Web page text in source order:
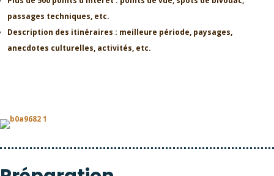
passages techniques, etc.
Description des itinéraires : meilleure période, paysages,
anecdotes culturelles, activités, etc.